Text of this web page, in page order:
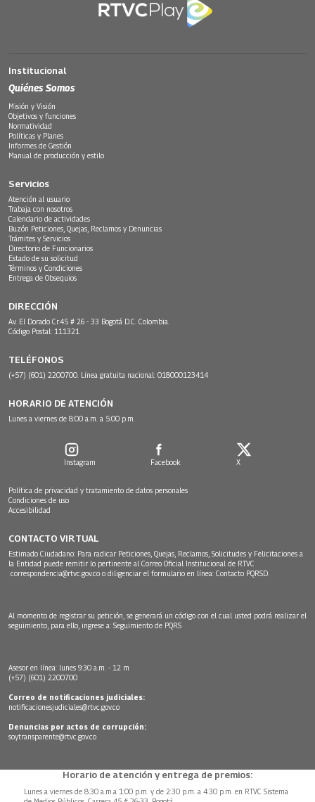
Institucional
Quiénes Somos
Misión y Visión
Objetivos y funciones
Normatividad
Políticas y Planes
Informes de Gestión
Manual de producción y estilo
Servicios
Atención al usuario
Trabaja con nosotros
Calendario de actividades
Buzón Peticiones, Quejas, Reclamos y Denuncias
Trámites y Servicios
Directorio de Funcionarios
Estado de su solicitud
Términos y Condiciones
Entrega de Obsequios
DIRECCIÓN
Av. El Dorado Cr.45 # 26 - 33 Bogotá D.C. Colombia.
Código Postal: 111321
TELÉFONOS
(+57) (601) 2200700. Línea gratuita nacional: 018000123414
HORARIO DE ATENCIÓN
Lunes a viernes de 8:00 a.m. a 5:00 p.m.
Instagram Facebook X
Política de privacidad y tratamiento de datos personales
Condiciones de uso
Accesibilidad
CONTACTO VIRTUAL
Estimado Ciudadano: Para radicar Peticiones, Quejas, Reclamos, Solicitudes y Felicitaciones a
la Entidad puede remitir lo pertinente al Correo Oficial Institucional de RTVC
correspondencia@rtvc.gov.co o diligenciar el formulario en línea: Contacto PQRSD.
Al momento de registrar su petición, se generará un código con el cual usted podrá realizar el
seguimiento, para ello, ingrese a: Seguimiento de PQRS
Asesor en línea: lunes 9:30 a.m. - 12 m
(+57) (601) 2200700
Correo de notificaciones judiciales:
notificacionesjudiciales@rtvc.gov.co
Denuncias por actos de corrupción:
soytransparente@rtvc.gov.co
Horario de atención y entrega de premios:
Lunes a viernes de 8:30 a.m.a 1:00 p.m. y de 2:30 p.m. a 4:30 p.m. en RTVC Sistema